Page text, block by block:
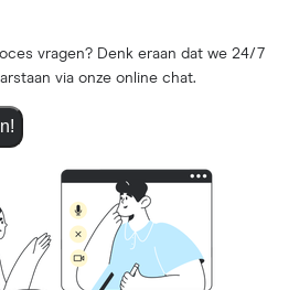
vragen? Denk eraan dat we 24/7
via onze online chat.